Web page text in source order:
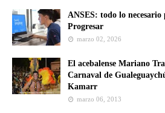
ANSES: todo lo necesario
Progresar
marzo 02, 2026
El acebalense Mariano
Carnaval de
Kamarr
marzo 06, 2013